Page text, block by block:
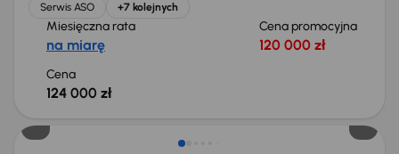
Serwis ASO
+7 kolejnych
Miesięczna rata
na miarę
Cena promocyjna
120 000 zł
Cena
124 000 zł